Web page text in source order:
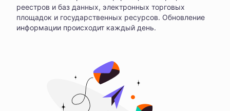
реестров и баз данных, электронных торговых
площадок и государственных ресурсов. Обновление
информации происходит каждый день.